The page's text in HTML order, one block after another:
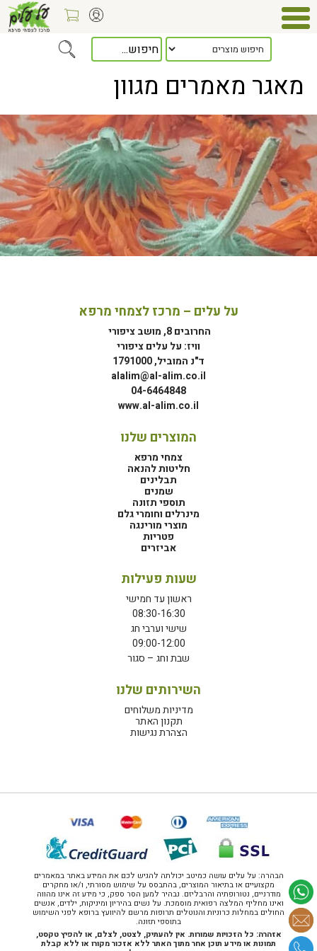
> מאגר מאמרים מגוון
מאגר מאמרים מגוון
על עלים – מרכז לצמחי מרפא
החרובים 8, מושב ציפורי
וויז: על עלים ציפורי
ד"נ המוביל, 1791000
alalim@al-alim.co.il
04-6464848
www.al-alim.co.il
המוצרים שלנו
צמחי מרפא
חליטות להנאה
תבלינים
שמנים
תוספי תזונה
מינרלים וחומרי גלם
מוצרי מורינגה
פטריות
אביזרים
שעות פעילות
ראשון עד חמישי
08:30-16:30
שישי וערבי חג
09:00-12:00
שבת וחג – סגור
השירותים שלנו
מדיניות משלוחים
תקנון האתר
הצהרת נגישות
הבהרה: על עלים עושה כמיטב יכולתה להגיש לכם את המידע באתר במאמרים
מקצועיים או בתיאור המוצרים, בהתבסס על שימוש מסורתי, ו/או מחקרים
מודרניים, נטורופתיה והרבליזם. נבהיר למען הסר ספק, כי מידע זה אינו מהווה
ואינו מחליף המלצה רפואית מוסמכת. על נשים בהיריון ומיניקות, ילדים, אנשים
החולים במחלות כרוניות והנוטלים תרופות מרשם להיוועץ ברופא לפני השימוש
בתוספי תזונה.
אזהרה: כל הזכויות שמורות. אין להעתיק, לצטט, לצלם, או להפיץ טקסט,
תמונות או מידע תוכן אחר מתוך האתר ללא אזכור מקורו או ללא קבלת